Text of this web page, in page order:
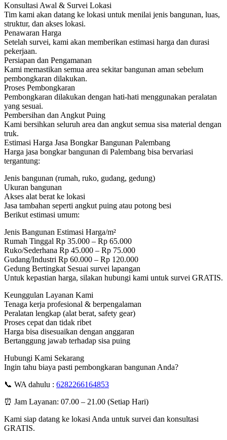
Konsultasi Awal & Survei Lokasi
Tim kami akan datang ke lokasi untuk menilai jenis bangunan, luas,
struktur, dan akses lokasi.
Penawaran Harga
Setelah survei, kami akan memberikan estimasi harga dan durasi
pekerjaan.
Persiapan dan Pengamanan
Kami memastikan semua area sekitar bangunan aman sebelum
pembongkaran dilakukan.
Proses Pembongkaran
Pembongkaran dilakukan dengan hati-hati menggunakan peralatan
yang sesuai.
Pembersihan dan Angkut Puing
Kami bersihkan seluruh area dan angkut semua sisa material dengan
truk.
Estimasi Harga Jasa Bongkar Bangunan Palembang
Harga jasa bongkar bangunan di Palembang bisa bervariasi
tergantung:
Jenis bangunan (rumah, ruko, gudang, gedung)
Ukuran bangunan
Akses alat berat ke lokasi
Jasa tambahan seperti angkut puing atau potong besi
Berikut estimasi umum:
Jenis Bangunan Estimasi Harga/m²
Rumah Tinggal Rp 35.000 – Rp 65.000
Ruko/Sederhana Rp 45.000 – Rp 75.000
Gudang/Industri Rp 60.000 – Rp 120.000
Gedung Bertingkat Sesuai survei lapangan
Untuk kepastian harga, silakan hubungi kami untuk survei GRATIS.
Keunggulan Layanan Kami
Tenaga kerja profesional & berpengalaman
Peralatan lengkap (alat berat, safety gear)
Proses cepat dan tidak ribet
Harga bisa disesuaikan dengan anggaran
Bertanggung jawab terhadap sisa puing
Hubungi Kami Sekarang
Ingin tahu biaya pasti pembongkaran bangunan Anda?
📞 WA dahulu : 6282266164853
⏰ Jam Layanan: 07.00 – 21.00 (Setiap Hari)
Kami siap datang ke lokasi Anda untuk survei dan konsultasi
GRATIS.